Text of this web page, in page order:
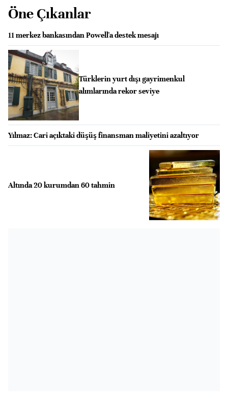
Öne Çıkanlar
11 merkez bankasından Powell'a destek mesajı
Türklerin yurt dışı gayrimenkul
alımlarında rekor seviye
Yılmaz: Cari açıktaki düşüş finansman maliyetini azaltıyor
Altında 20 kurumdan 60 tahmin